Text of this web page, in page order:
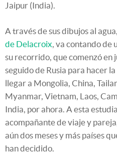
Jaipur (India).
A través de sus dibujos al
de Delacroix, va contando de
su recorrido, que comenzó en
seguido de Rusia para hacer
llegar a Mongolia, China,
Myanmar, Vietnam, Laos,
India, por ahora. A esta
acompañante de viaje y
aún dos meses y más países
han decidido.